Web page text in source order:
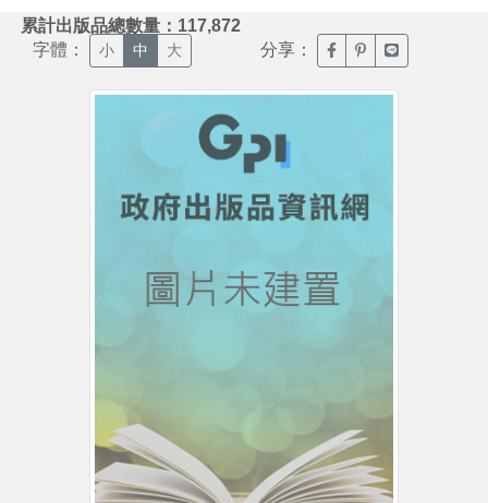
累計出版品總數量：117,872
字體： 小 中 大 分享： 臉書分享(另開新視窗)
噗浪分享(另開新
Line分享(另